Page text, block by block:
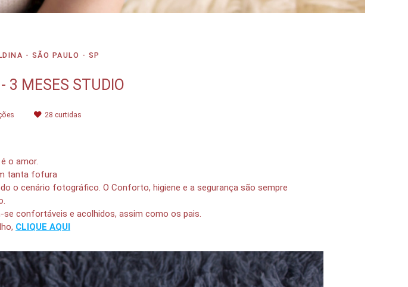
- SÃO PAULO - SP
3 MESES STUDIO
28 curtidas
o amor.
tanta fofura
o cenário fotográfico. O Conforto, higiene e a segurança são sempre
se confortáveis e acolhidos, assim como os pais.
CLIQUE AQUI